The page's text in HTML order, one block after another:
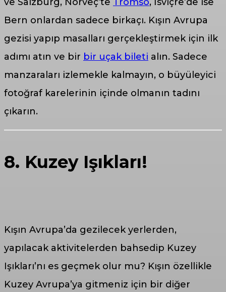
Bern onlardan sadece birkaçı. Kışın Avrupa
gezisi yapıp masalları gerçekleştirmek için ilk
adımı atın ve bir bir uçak bileti alın. Sadece
manzaraları izlemekle kalmayın, o büyüleyici
fotoğraf karelerinin içinde olmanın tadını
çıkarın.
8. Kuzey Işıkları!
Kışın Avrupa’da gezilecek yerlerden,
yapılacak aktivitelerden bahsedip Kuzey
Işıkları’nı es geçmek olur mu? Kışın özellikle
Kuzey Avrupa’ya gitmeniz için bir diğer